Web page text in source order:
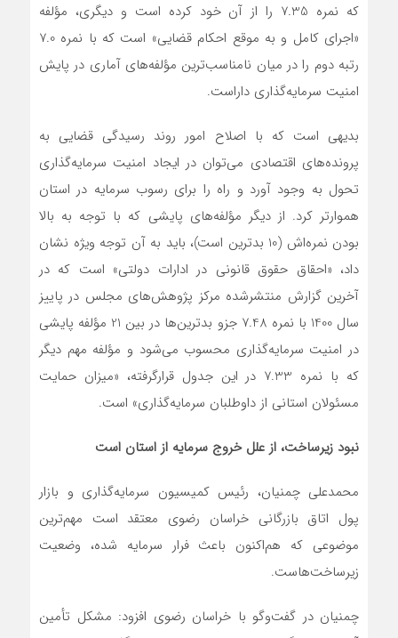
که نمره 7.35 را از آن خود کرده است و دیگری، مؤلفه
«اجرای کامل و به ‌موقع احکام قضایی» است که با نمره 7.0
رتبه دوم را در میان نامناسب‌ترین مؤلفه‌های آماری در پایش
امنیت سرمایه‌گذاری داراست.
بدیهی است که با اصلاح امور روند رسیدگی قضایی به
پرونده‌های اقتصادی می‌توان در ایجاد امنیت سرمایه‌گذاری
تحول به وجود آورد و راه را برای رسوب سرمایه در استان
هموارتر کرد. از دیگر مؤلفه‌های پایشی که با توجه به بالا
بودن نمره‌اش (10 بدترین است)، باید به آن توجه ویژه نشان
داد، «احقاق حقوق قانونی در ادارات دولتی» است که در
آخرین گزارش منتشرشده مرکز پژوهش‌های مجلس در پاییز
سال 1400 با نمره 7.48 جزو بدترین‌ها در بین 21 مؤلفه پایشی
در امنیت سرمایه‌گذاری محسوب می‌شود و مؤلفه مهم دیگر
که با نمره 7.33 در این جدول قرارگرفته، «میزان حمایت
مسئولان استانی از داوطلبان سرمایه‌گذاری» است.
نبود زیرساخت، از علل خروج سرمایه از استان است
محمدعلی چمنیان، رئیس کمیسیون سرمایه‌گذاری و بازار
پول اتاق بازرگانی خراسان رضوی معتقد است مهم‌ترین
موضوعی که هم‌اکنون باعث فرار سرمایه شده، وضعیت
زیرساخت‌هاست.
چمنیان در گفت‌وگو با خراسان رضوی افزود: مشکل تأمین